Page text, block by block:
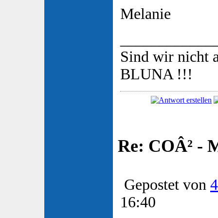
Melanie
Sind wir nicht
BLUNA !!!
Re: COÂ² -
Gepostet von
16:40